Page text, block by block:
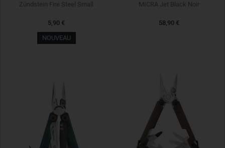
Zündstein Fire Steel Small
5,90 €
NOUVEAU
MICRA Jet Black Noir
58,90 €